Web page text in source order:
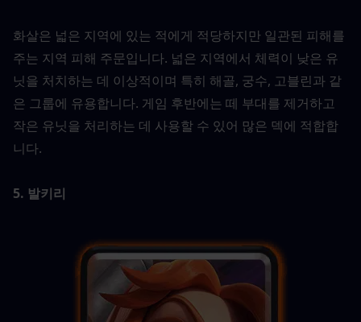
화살은 넓은 지역에 있는 적에게 적당하지만 일관된 피해를
주는 지역 피해 주문입니다. 넓은 지역에서 체력이 낮은 유
닛을 처치하는 데 이상적이며 특히 해골, 궁수, 고블린과 같
은 그룹에 유용합니다. 게임 후반에는 떼 부대를 제거하고
작은 유닛을 처리하는 데 사용할 수 있어 많은 덱에 적합합
니다.
5. 발키리